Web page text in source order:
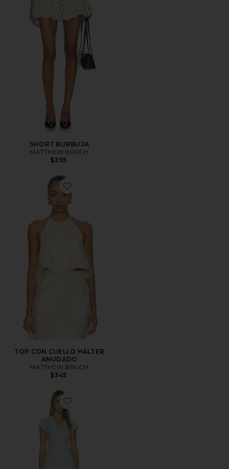
SHORT BURBUJA
MATTHEW BRUCH
$395
Favorite TOP CON CUELLO HALTER ANUDADO
TOP CON CUELLO HALTER
ANUDADO
MATTHEW BRUCH
$345
Favorite MINIVESTIDO CON CUELLO EN V